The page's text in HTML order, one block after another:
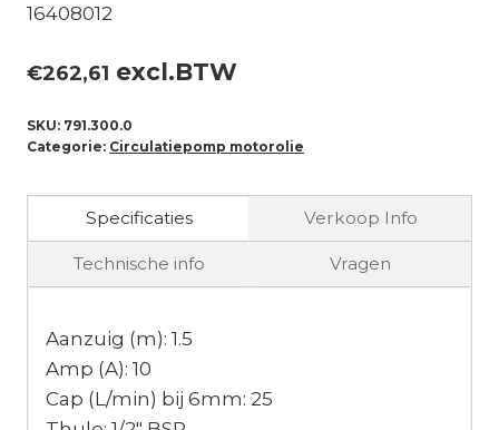
16408012
€262,61 excl.BTW
SKU: 791.300.0
Categorie: Circulatiepomp motorolie
Specificaties Verkoop Info
Technische info Vragen
Aanzuig (m): 1.5
Amp (A): 10
Cap (L/min) bij 6mm: 25